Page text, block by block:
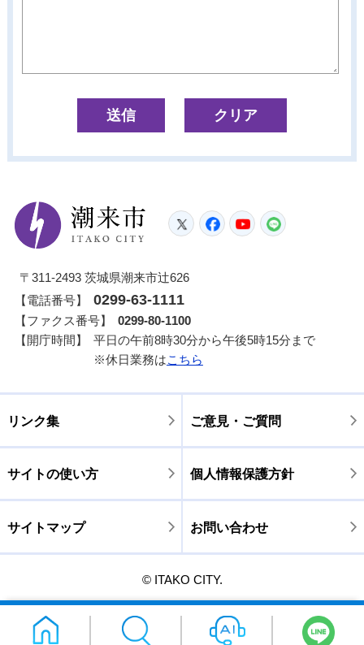
潮来市
TwitterFacebook
YouTube
〒311-2493 茨城県潮来市辻626
【電話番号】
0299-63-1111
【ファクス番号】
0299-80-1100
【開庁時間】
平日の午前8時30分から午後5時15分まで
※休日業務はこちら
リンク集 ご意見・ご質問
サイトの使い方 個人情報保護方針
サイトマップ お問い合わせ
© ITAKO CITY.